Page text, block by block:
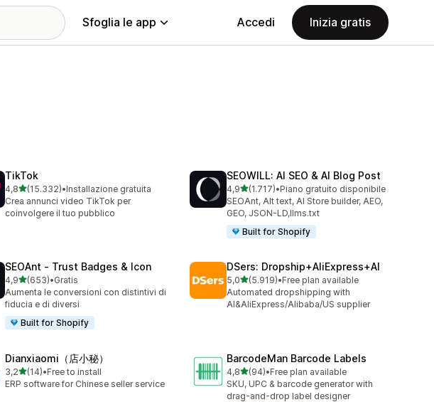
Sfoglia le app Accedi Inizia gratis
TikTok
4,8stelle su 5
(15.332)
15332 recensioni totali
•Installazione gratuita
Crea annunci video TikTok per
coinvolgere il tuo pubblico
SEOWILL: AI SEO & AI Blog Post
4,9stelle su 5
(1.717)
1717 recensioni totali
•Piano gratuito disponibile
SEOAnt, Alt text, AI Store builder, AEO,
GEO, JSON-LD,llms.txt
Built for Shopify
SEOAnt ‑ Trust Badges & Icon
4,9stelle su 5
(653)
653 recensioni totali
•Gratis
Aumenta le conversioni con distintivi di
fiducia e di diversi
Built for Shopify
DSers: Dropship+AliExpress+AI
5,0stelle su 5
(5.919)
5919 recensioni totali
•Free plan available
Automated dropshipping with
AI&AliExpress/Alibaba/US supplier
Dianxiaomi（店小秘）
3,2stelle su 5
(14)
14 recensioni totali
•Free to install
ERP software for Chinese seller service
BarcodeMan Barcode Labels
4,8stelle su 5
(94)
94 recensioni totali
•Free plan available
SKU, UPC & barcode generator with
drag-and-drop label designer